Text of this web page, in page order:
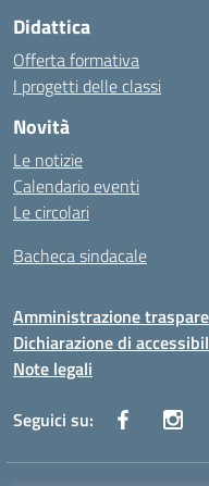
Didattica
Offerta formativa
I progetti delle classi
Novità
Le notizie
Calendario eventi
Le circolari
Bacheca sindacale
Amministrazione
Dichiarazione di
Note legali
Seguici su: